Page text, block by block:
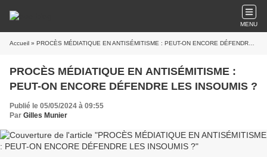
MENU
Accueil » PROCÈS MÉDIATIQUE EN ANTISÉMITISME : PEUT-ON ENCORE DÉFENDRE LES INSOUMIS ?
PROCÈS MÉDIATIQUE EN ANTISÉMITISME :
PEUT-ON ENCORE DÉFENDRE LES INSOUMIS ?
Publié le 05/05/2024 à 09:55
Par Gilles Munier